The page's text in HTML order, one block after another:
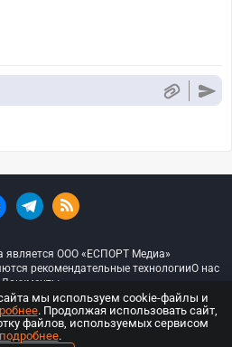
является ООО «ЕСПОРТ Медиа»
рекомендательные технологииО нас
Документы
— Все права защищены
мы используем cookie-файлы и
. Продолжая использовать сайт,
файлов, используемых сервисом
подробнее.